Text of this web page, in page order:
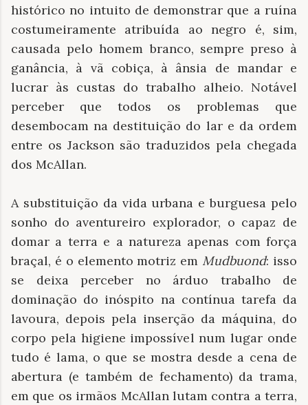
histórico no intuito de demonstrar que a ruína
costumeiramente atribuída ao negro é, sim,
causada pelo homem branco, sempre preso à
ganância, à vã cobiça, à ânsia de mandar e
lucrar às custas do trabalho alheio. Notável
perceber que todos os problemas que
desembocam na destituição do lar e da ordem
entre os Jackson são traduzidos pela chegada
dos McAllan.
A substituição da vida urbana e burguesa pelo
sonho do aventureiro explorador, o capaz de
domar a terra e a natureza apenas com força
braçal, é o elemento motriz em Mudbuond: isso
se deixa perceber no árduo trabalho de
dominação do inóspito na contínua tarefa da
lavoura, depois pela inserção da máquina, do
corpo pela higiene impossível num lugar onde
tudo é lama, o que se mostra desde a cena de
abertura (e também de fechamento) da trama,
em que os irmãos McAllan lutam contra a terra,